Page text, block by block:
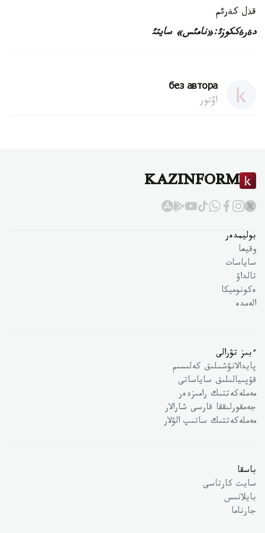
قذل كةرئم
دةرةككوزئ:«نامئس» سايتئ
без автора
اۆتور
KAZINFORM
بوليمدەر
وقيعا
ساياسات
تالداۋ
ەكونوميكا
الەمدە
ءبىز تۋرالى
پايدالانۋشىلىق كەلىسىم
قۇپىيالىلىق ساياساتى
مەملەكەتتىك رامىزدەر
جەمقورلىققا قارسى شارالار
مەملەكەتتىك ساتىپ الۋلار
باسقا
سايت كارتاسى
بايلانىس
جارناما